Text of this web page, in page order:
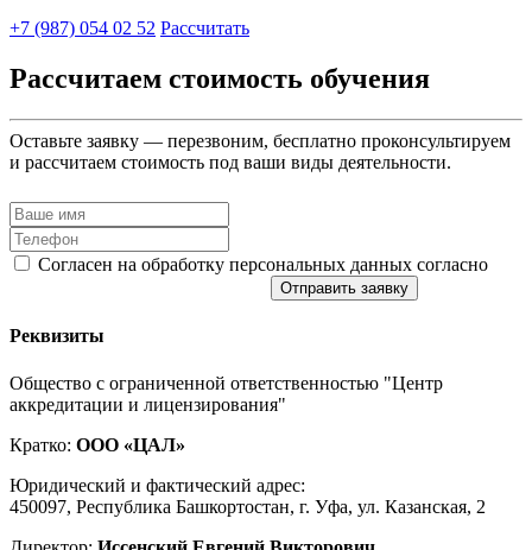
+7 (987) 054 02 52 Рассчитать
Рассчитаем стоимость обучения
Оставьте заявку — перезвоним, бесплатно проконсультируем
и рассчитаем стоимость под ваши виды деятельности.
Согласен на обработку персональных данных согласно
Отправить заявку
Реквизиты
Общество с ограниченной ответственностью "Центр
аккредитации и лицензирования"
Кратко: ООО «ЦАЛ»
Юридический и фактический адрес:
450097, Республика Башкортостан, г. Уфа, ул. Казанская, 2